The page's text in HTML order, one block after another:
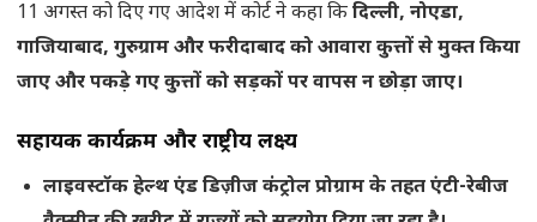
11 अगस्त को दिए गए आदेश में कोर्ट ने कहा किदिल्ली, नोएडा,
गाजियाबाद, गुरुग्राम और फरीदाबाद को आवारा कुत्तों से मुक्त किया
जाए और पकड़े गए कुत्तों को सड़कों पर वापस न छोड़ा जाए।
सहायक कार्यक्रम और राष्ट्रीय लक्ष्य
लाइवस्टॉक हेल्थ एंड डिज़ीज कंट्रोल प्रोग्राम के तहत एंटी-रेबीज